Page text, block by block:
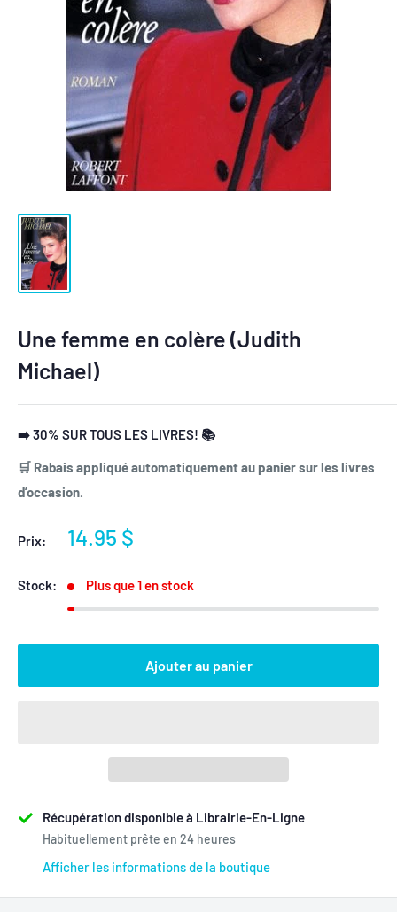
Une femme en colère (Judith
Michael)
➡️ 30% SUR TOUS LES LIVRES! 📚
🛒 Rabais appliqué automatiquement au panier sur les livres
d’occasion.
Prix:
Prix
14.95 $
Stock: Plus que 1 en stock
Ajouter au panier
Récupération disponible à Librairie-En-Ligne
Habituellement prête en 24 heures
Afficher les informations de la boutique